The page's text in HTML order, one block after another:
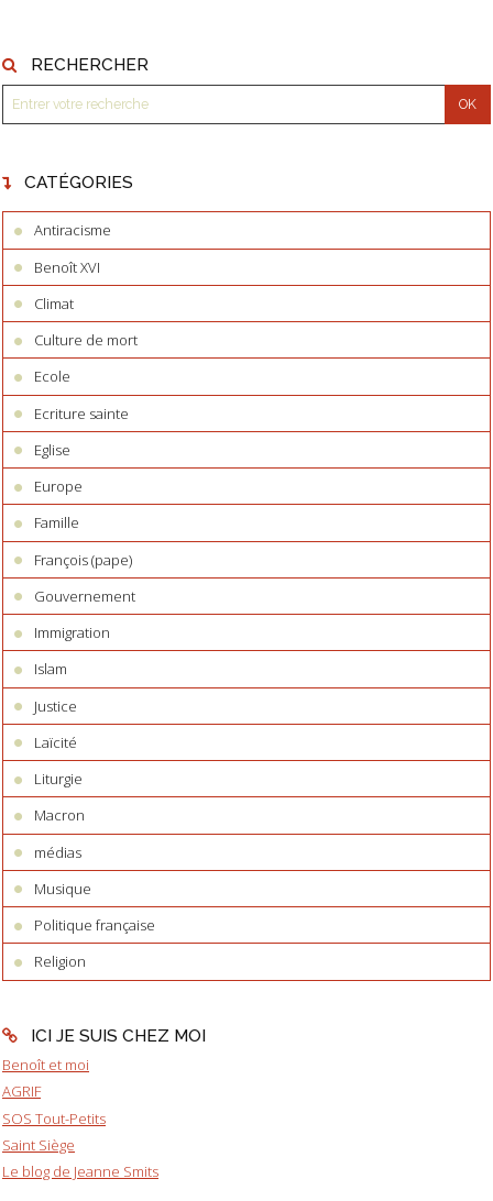
RECHERCHER
CATÉGORIES
Antiracisme
Benoît XVI
Climat
Culture de mort
Ecole
Ecriture sainte
Eglise
Europe
Famille
François (pape)
Gouvernement
Immigration
Islam
Justice
Laïcité
Liturgie
Macron
médias
Musique
Politique française
Religion
ICI JE SUIS CHEZ MOI
Benoît et moi
AGRIF
SOS Tout-Petits
Saint Siège
Le blog de Jeanne Smits